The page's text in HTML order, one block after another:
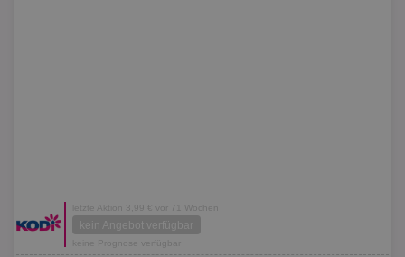
letzte Aktion 3,99 € vor 71 Wochen
kein Angebot verfügbar
keine Prognose verfügbar